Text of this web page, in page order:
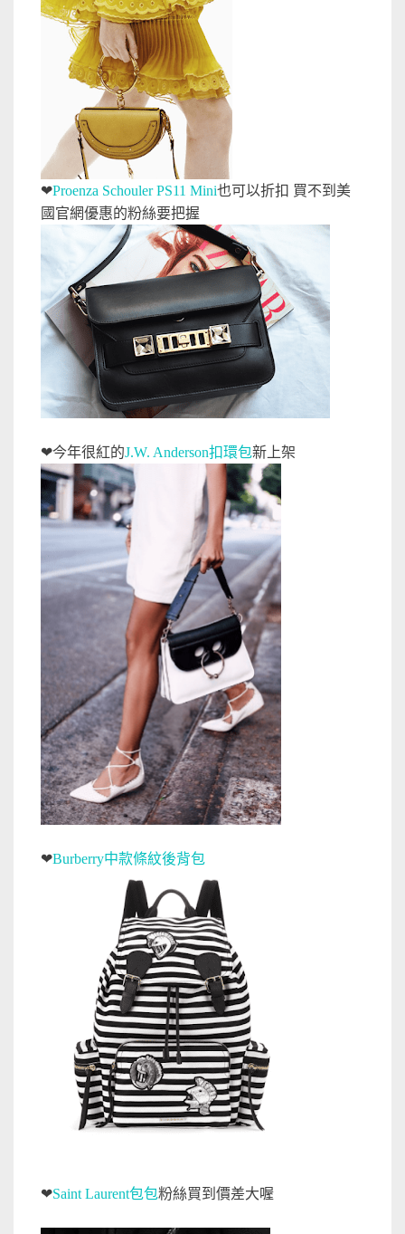
❤Proenza Schouler PS11 Mini也可以折扣 買不到美
國官網優惠的粉絲要把握
❤今年很紅的J.W. Anderson扣環包新上架
❤Burberry中款條紋後背包
❤Saint Laurent包包粉絲買到價差大喔